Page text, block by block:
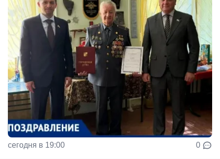
сегодня в 19:00 0